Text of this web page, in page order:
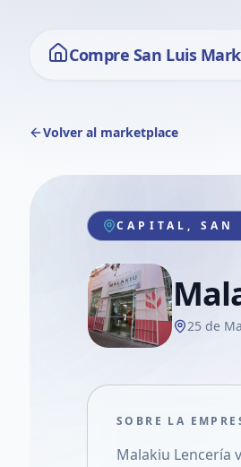
Compre San Luis
Volver al marketplace
CAPITAL, SAN
25 de
SOBRE LA
Malakiu Lencería